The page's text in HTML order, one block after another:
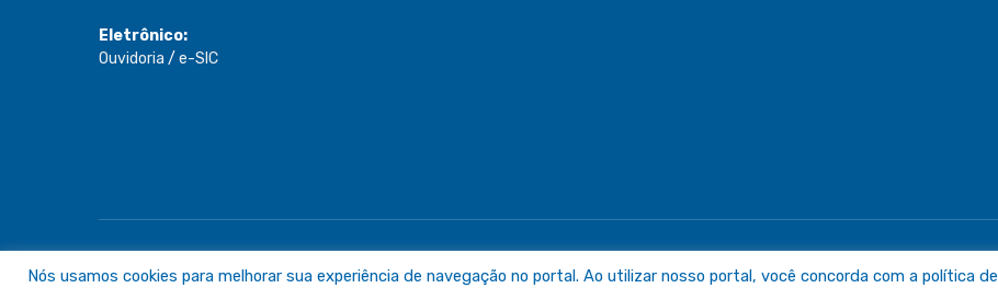
Eletrônico:
Ouvidoria / e-SIC
Nós usamos cookies para melhorar sua experiência de navegação no portal. Ao utilizar nosso portal, você concorda com a política de